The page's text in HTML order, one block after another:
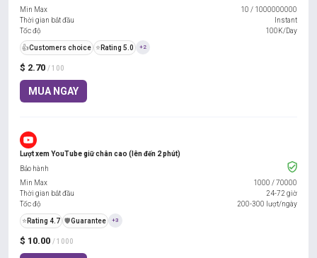
$ 2.70 / 100
MUA NGAY
Min Max
10 / 1000000000
Thời gian bắt đầu
Instant
Tốc độ
100K/Day
👍Customers choice ⭐ Rating 5.0 +2
Lượt xem YouTube giữ chân cao (lên đến 2 phút)
$ 10.00 / 1000
Bảo hành
Min Max
1000 / 70000
Thời gian bắt đầu
24-72 giờ
Tốc độ
200-300 lượt/ngày
⭐ Rating 4.7 ️🛡️Guarantee +3